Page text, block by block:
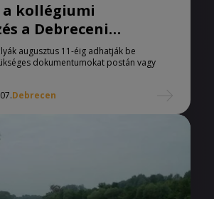
kollégiumi
a Debreceni
augusztus 11-éig adhatják be
dokumentumokat postán vagy
Debrecen